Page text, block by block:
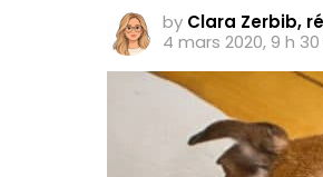
by Clara Zerbib,
4 mars 2020, 9 h